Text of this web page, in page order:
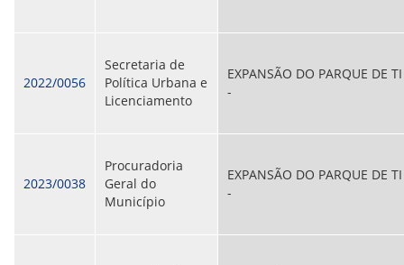
2022/0056
Secretaria de
Política Urbana e
Licenciamento
EXPANSÃO DO PARQUE DE TI
-
2023/0038
Procuradoria
Geral do
Município
EXPANSÃO DO PARQUE DE TI
-